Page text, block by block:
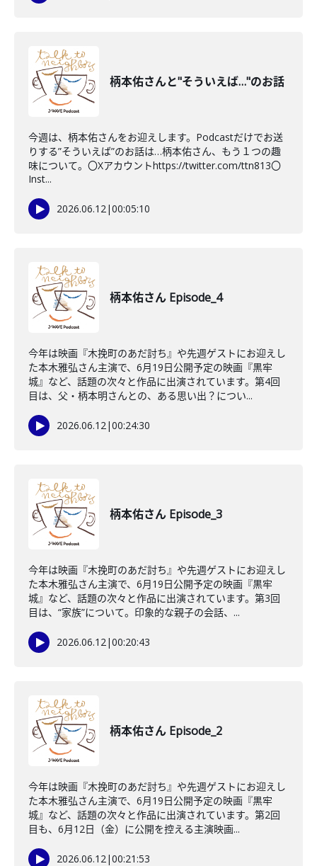
柄本佑さんと"そういえば…"のお話
今週は、柄本佑さんをお迎えします。Podcastだけでお送
りする”そういえば”のお話は…柄本佑さん、もう１つの趣
味について。〇Xアカウントhttps://twitter.com/ttn813〇
Inst...
2026.06.12|00:05:10
柄本佑さん Episode_4
今年は映画『木挽町のあだ討ち』や先週ゲストにお迎えし
た本木雅弘さん主演で、6月19日公開予定の映画『黒牢
城』など、話題の次々と作品に出演されています。第4回
目は、父・柄本明さんとの、ある思い出？につい...
2026.06.12|00:24:30
柄本佑さん Episode_3
今年は映画『木挽町のあだ討ち』や先週ゲストにお迎えし
た本木雅弘さん主演で、6月19日公開予定の映画『黒牢
城』など、話題の次々と作品に出演されています。第3回
目は、“家族”について。印象的な親子の会話、...
2026.06.12|00:20:43
柄本佑さん Episode_2
今年は映画『木挽町のあだ討ち』や先週ゲストにお迎えし
た本木雅弘さん主演で、6月19日公開予定の映画『黒牢
城』など、話題の次々と作品に出演されています。第2回
目も、6月12日（金）に公開を控える主演映画...
2026.06.12|00:21:53